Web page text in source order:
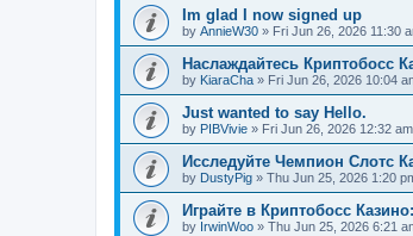
Im glad I now signed up
by AnnieW30 » Fri Jun 26, 2026 11:30
Наслаждайтесь Криптобосс
by KiaraCha » Fri Jun 26, 2026 10:04
Just wanted to say Hello.
by PIBVivie » Fri Jun 26, 2026 12:32 am
Исследуйте Чемпион Слотс
by DustyPig » Thu Jun 25, 2026 1:20
Играйте в Криптобосс
by IrwinWoo » Thu Jun 25, 2026 6:21